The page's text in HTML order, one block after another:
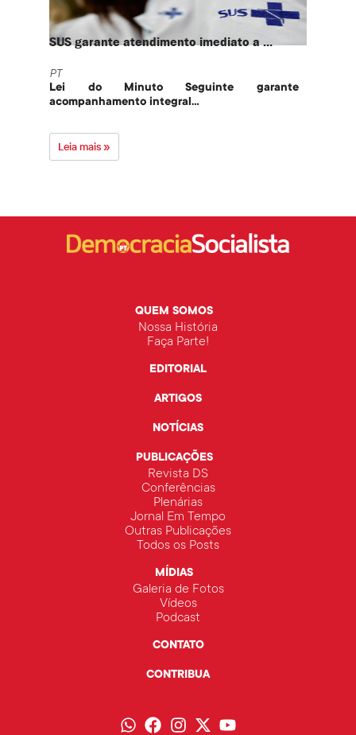
SUS garante atendimento imediato a ...
PT
Lei do Minuto Seguinte garante
acompanhamento integral...
Leia mais »
QUEM SOMOS
Nossa História
Faça Parte!
EDITORIAL
ARTIGOS
NOTÍCIAS
PUBLICAÇÕES
Revista DS
Conferências
Plenárias
Jornal Em Tempo
Outras Publicações
Todos os Posts
MÍDIAS
Galeria de Fotos
Vídeos
Podcast
CONTATO
CONTRIBUA